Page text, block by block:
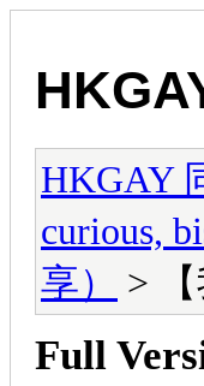
HKGAY
curious,
享）
>
Full